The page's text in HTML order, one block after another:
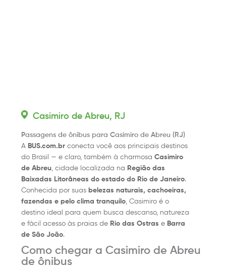
Casimiro de Abreu, RJ
Passagens de ônibus para Casimiro de Abreu (RJ)
A BUS.com.br conecta você aos principais destinos
do Brasil — e claro, também à charmosaCasimiro
de Abreu , cidade localizada na Região das
Baixadas Litorâneas do estado do Rio de Janeiro.
Conhecida por suas belezas naturais, cachoeiras,
fazendas e pelo clima tranquilo , Casimiro é o
destino ideal para quem busca descanso, natureza
e fácil acesso às praias de Rio das Ostras e Barra
de São João.
Como chegar a Casimiro de Abreu
de ônibus